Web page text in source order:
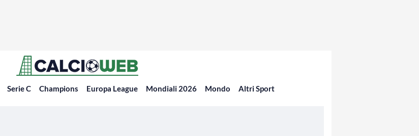
Serie C Champions Europa League Mondiali 2026 Mondo Altri Sport